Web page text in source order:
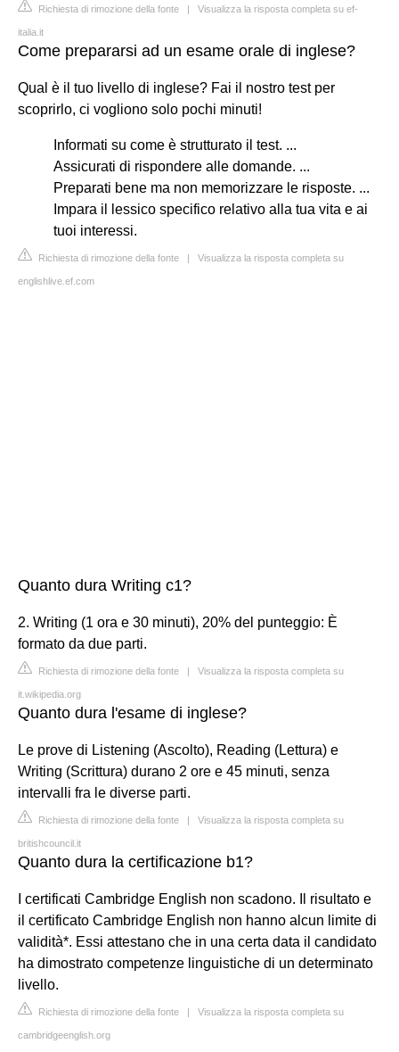
Richiesta di rimozione della fonte | Visualizza la risposta completa su ef-
italia.it
Come prepararsi ad un esame orale di inglese?
Qual è il tuo livello di inglese? Fai il nostro test per
scoprirlo, ci vogliono solo pochi minuti!
Informati su come è strutturato il test. ...
Assicurati di rispondere alle domande. ...
Preparati bene ma non memorizzare le risposte. ...
Impara il lessico specifico relativo alla tua vita e ai
tuoi interessi.
Richiesta di rimozione della fonte | Visualizza la risposta completa su
englishlive.ef.com
Quanto dura Writing c1?
2. Writing (1 ora e 30 minuti), 20% del punteggio: È
formato da due parti.
Richiesta di rimozione della fonte | Visualizza la risposta completa su
it.wikipedia.org
Quanto dura l'esame di inglese?
Le prove di Listening (Ascolto), Reading (Lettura) e
Writing (Scrittura) durano 2 ore e 45 minuti, senza
intervalli fra le diverse parti.
Richiesta di rimozione della fonte | Visualizza la risposta completa su
britishcouncil.it
Quanto dura la certificazione b1?
I certificati Cambridge English non scadono. Il risultato e
il certificato Cambridge English non hanno alcun limite di
validità*. Essi attestano che in una certa data il candidato
ha dimostrato competenze linguistiche di un determinato
livello.
Richiesta di rimozione della fonte | Visualizza la risposta completa su
cambridgeenglish.org